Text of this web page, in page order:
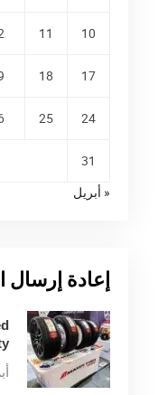
10
11
17
18
24
25
31
« أبريل
إعادة